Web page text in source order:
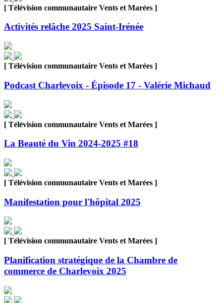
[ Télévision communautaire Vents et Marées ]
Activités relâche 2025 Saint-Irénée
[ Télévision communautaire Vents et Marées ]
Podcast Charlevoix - Épisode 17 - Valérie Michaud
[ Télévision communautaire Vents et Marées ]
La Beauté du Vin 2024-2025 #18
[ Télévision communautaire Vents et Marées ]
Manifestation pour l'hôpital 2025
[ Télévision communautaire Vents et Marées ]
Planification stratégique de la Chambre de
commerce de Charlevoix 2025